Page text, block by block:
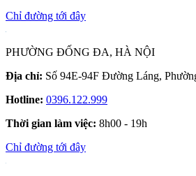
Chỉ đường tới đây
PHƯỜNG ĐỐNG ĐA, HÀ NỘI
Địa chỉ: Số 94E-94F Đường Láng,
Hotline: 0396.122.999
Thời gian làm việc: 8h00 - 19h
Chỉ đường tới đây